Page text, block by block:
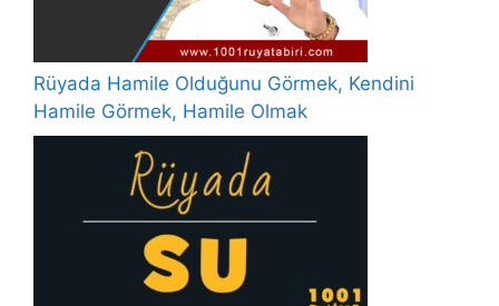
Rüyada Hamile Olduğunu Görmek, Kendini
Hamile Görmek, Hamile Olmak